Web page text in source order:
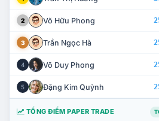
2 Võ Hữu Phong
3 Trần Ngọc Hà
4 Võ Duy Phong
5 Đặng Kim Quỳnh
TỔNG ĐIỂM PAPER TRADE